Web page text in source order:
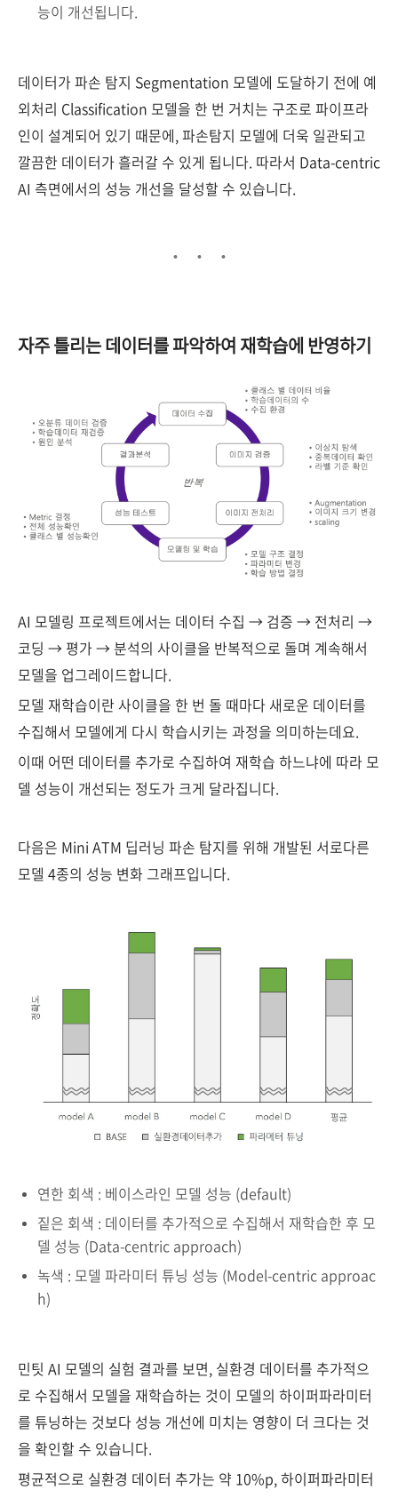
능이 개선됩니다.
데이터가 파손 탐지 Segmentation 모델에 도달하기 전에 예
외처리 Classification 모델을 한 번 거치는 구조로 파이프라
인이 설계되어 있기 때문에, 파손탐지 모델에 더욱 일관되고
깔끔한 데이터가 흘러갈 수 있게 됩니다. 따라서 Data-centric
AI 측면에서의 성능 개선을 달성할 수 있습니다.
자주 틀리는 데이터를 파악하여 재학습에 반영하기
AI 모델링 프로젝트에서는 데이터 수집 → 검증 → 전처리 →
코딩 → 평가 → 분석의 사이클을 반복적으로 돌며 계속해서
모델을 업그레이드합니다.
모델 재학습이란 사이클을 한 번 돌 때마다 새로운 데이터를
수집해서 모델에게 다시 학습시키는 과정을 의미하는데요.
이때 어떤 데이터를 추가로 수집하여 재학습 하느냐에 따라 모
델 성능이 개선되는 정도가 크게 달라집니다.
다음은 Mini ATM 딥러닝 파손 탐지를 위해 개발된 서로다른
모델 4종의 성능 변화 그래프입니다.
연한 회색 : 베이스라인 모델 성능 (default)
짙은 회색 : 데이터를 추가적으로 수집해서 재학습한 후 모
델 성능 (Data-centric approach)
녹색 : 모델 파라미터 튜닝 성능 (Model-centric approac
h)
민팃 AI 모델의 실험 결과를 보면, 실환경 데이터를 추가적으
로 수집해서 모델을 재학습하는 것이 모델의 하이퍼파라미터
를 튜닝하는 것보다 성능 개선에 미치는 영향이 더 크다는 것
을 확인할 수 있습니다.
평균적으로 실환경 데이터 추가는 약 10%p, 하이퍼파라미터